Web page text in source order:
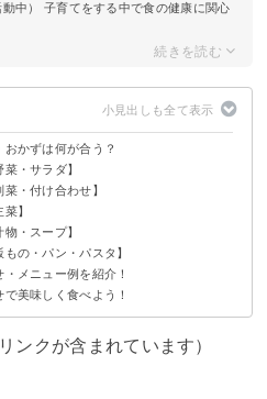
中） 子育てをする中で食の健康に関心
かずは何が合う？
・サラダ】
リネ
ラダ
レモンサラダ
サラダ
・付け合わせ】
ージョ
カツ
ーズ焼き
】
ーソース
・スープ】
の・パン・パスタ】
ーのアジアンライス
ゼパスタ
メニュー例を紹介！
美味しく食べよう！
ンクが含まれています）